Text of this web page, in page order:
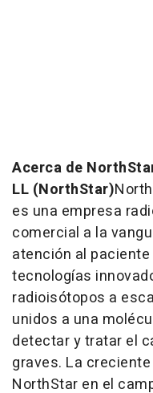
Acerca de
LL (NorthStar)
es una empresa
comercial a la
atención al
tecnologías
radioisótopos a
unidos a una
detectar y tratar el
graves. La
NorthStar en el